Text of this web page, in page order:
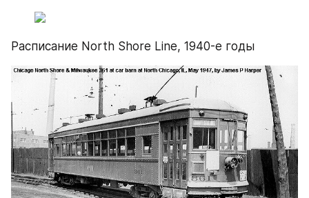
Расписание North Shore Line, 1940-е годы